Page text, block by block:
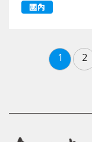
國內
1 2